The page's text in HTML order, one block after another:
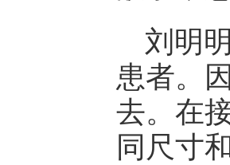
刘明
患者。
去。在
同尺寸